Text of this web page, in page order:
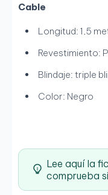
Cable
Longitud: 1,5
Revestimiento:
Blindaje: triple
Color: Negro
Lee aquí la
comprueba